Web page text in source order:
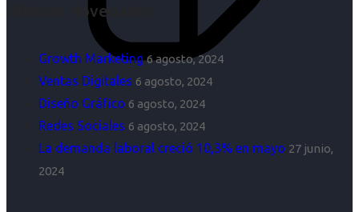
Últimas Novedades
Growth Marketing 6 agosto, 2024
Ventas Digitales 6 agosto, 2024
Diseño Gráfico 6 agosto, 2024
Redes Sociales 6 agosto, 2024
La demanda laboral creció 10,3% en mayo 27 junio,
2024